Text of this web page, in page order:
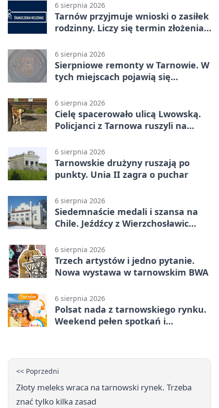
6 sierpnia 2026
Tarnów przyjmuje wnioski o zasiłek
rodzinny. Liczy się termin złożenia
6 sierpnia 2026
Sierpniowe remonty w Tarnowie. W
tych miejscach pojawią się
6 sierpnia 2026
Cielę spacerowało ulicą Lwowską.
Policjanci z Tarnowa ruszyli na
6 sierpnia 2026
Tarnowskie drużyny ruszają po
punkty. Unia II zagra o puchar
6 sierpnia 2026
Siedemnaście medali i szansa na
Chile. Jeźdźcy z Wierzchosławic
6 sierpnia 2026
Trzech artystów i jedno pytanie.
Nowa wystawa w tarnowskim BWA
6 sierpnia 2026
Polsat nada z tarnowskiego rynku.
Weekend pełen spotkań i
<< Poprzedni
Złoty meleks wraca na tarnowski rynek. Trzeba
znać tylko kilka zasad